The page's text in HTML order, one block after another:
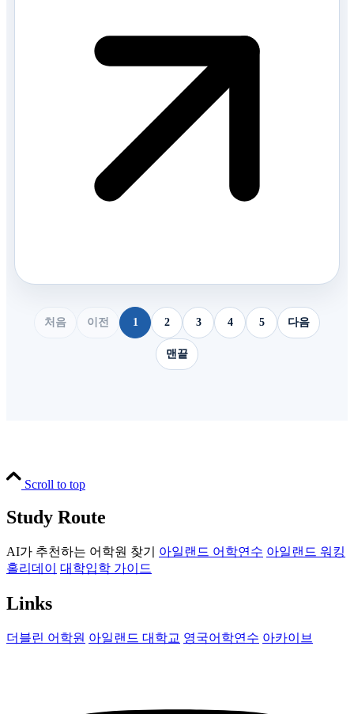
처음 이전 1 2 3 4 5 다음
맨끝
Scroll to top
Study Route
AI가 추천하는 어학원 찾기 아일랜드 어학연수 아일랜드 워킹
홀리데이
대학입학 가이드
Links
더블린 어학원 아일랜드 대학교 영국어학연수 아카이브